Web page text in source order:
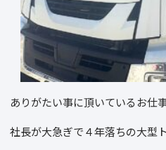
ありがたい事に頂いているお仕
社長が大急ぎで４年落ちの大型